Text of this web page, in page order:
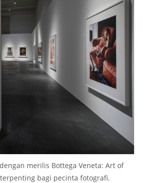
merilis Bottega Veneta: Art of
bagi pecinta fotografi.